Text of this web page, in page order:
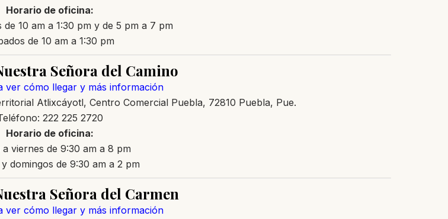
Horario de oficina:
de 10 am a 1:30 pm y de 5 pm a 7 pm
de 10 am a 1:30 pm
Señora del Camino
ver cómo llegar y más información
Atlixcáyotl, Centro Comercial Puebla, 72810 Puebla, Pue.
222 225 2720
Horario de oficina:
a viernes de 9:30 am a 8 pm
domingos de 9:30 am a 2 pm
Señora del Carmen
ver cómo llegar y más información